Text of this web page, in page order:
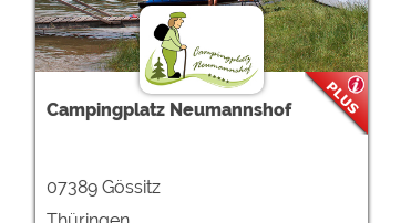
Campingplatz Neumannshof
07389 Gössitz
https://policies.google.com/privacy
https://policies.google.com/privacy